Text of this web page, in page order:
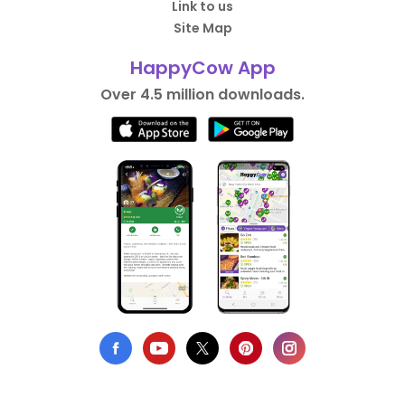
Link to us
Site Map
HappyCow App
Over 4.5 million downloads.